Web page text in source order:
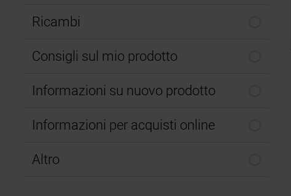
Ricambi
Consigli sul mio prodotto
Informazioni su nuovo prodotto
Informazioni per acquisti online
Altro